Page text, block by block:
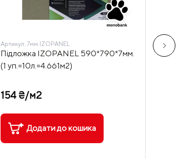
Артикул: 7мм.IZOPANEL
Підложка IZOPANEL 590*790*7мм.
(1 уп.=10л.=4.661м2)
154 ₴/м2
Додати до кошика